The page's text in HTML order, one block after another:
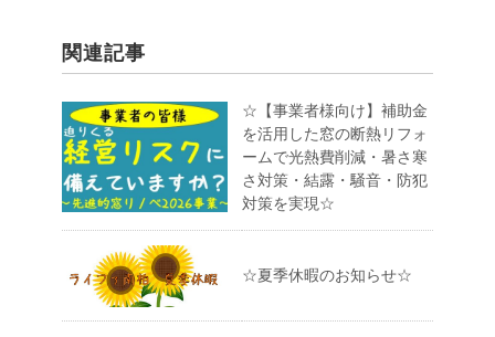
関連記事
☆【事業者様向け】補助金
を活用した窓の断熱リフォ
ームで光熱費削減・暑さ寒
さ対策・結露・騒音・防犯
対策を実現☆
☆夏季休暇のお知らせ☆